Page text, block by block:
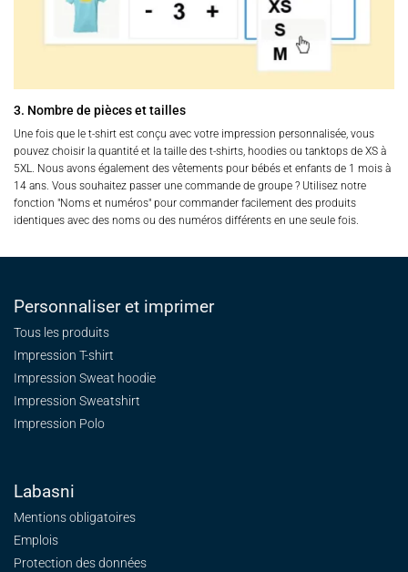
3. Nombre de pièces et tailles
Une fois que le t-shirt est conçu avec votre impression personnalisée, vous
pouvez choisir la quantité et la taille des t-shirts, hoodies ou tanktops de XS à
5XL. Nous avons également des vêtements pour bébés et enfants de 1 mois à
14 ans. Vous souhaitez passer une commande de groupe ? Utilisez notre
fonction "Noms et numéros" pour commander facilement des produits
identiques avec des noms ou des numéros différents en une seule fois.
Personnaliser et imprimer
Tous les produits
Impression T-shirt
Impression Sweat hoodie
Impression Sweatshirt
Impression Polo
Labasni
Mentions obligatoires
Emplois
Protection des données